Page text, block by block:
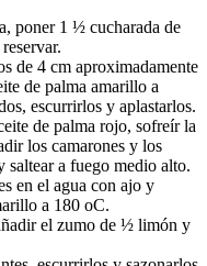
poner 1 ½ cucharada de
de 4 cm aproximadamente
de palma amarillo a
escurrirlos y aplastarlos.
de palma rojo, sofreír la
los camarones y los
saltear a fuego medio alto.
en el agua con ajo y
a 180 oC.
el zumo de ½ limón y